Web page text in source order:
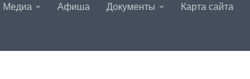
Медиа Афиша Документы Карта сайта